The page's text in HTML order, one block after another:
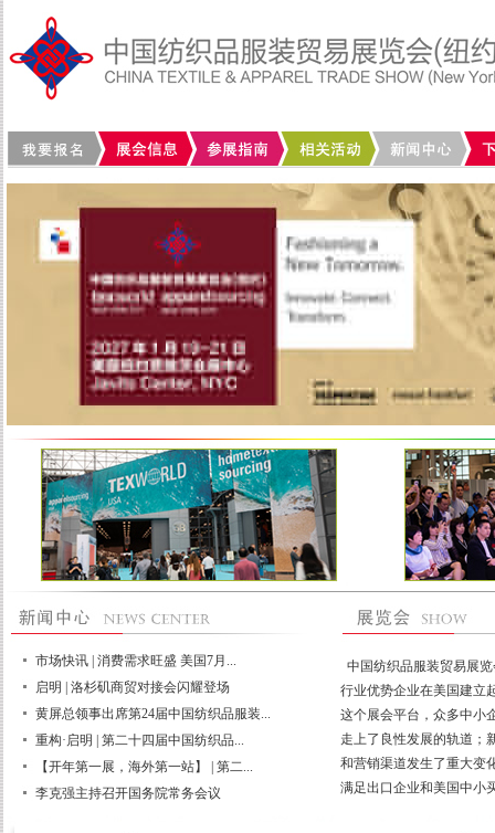
市场快讯 | 消费需求旺盛 美国7月...
启明 | 洛杉矶商贸对接会闪耀登场
黄屏总领事出席第24届中国纺织品服装...
重构·启明 | 第二十四届中国纺织品...
【开年第一展，海外第一站】 | 第二...
李克强主持召开国务院常务会议
中国纺织品服装贸易展
行业优势企业在美国建立
这个展会平台，众多中小
走上了良性发展的轨道；
和营销渠道发生了重大变
满足出口企业和美国中小